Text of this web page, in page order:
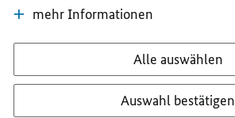
mehr Informationen
Alle auswählen
Auswahl bestätigen